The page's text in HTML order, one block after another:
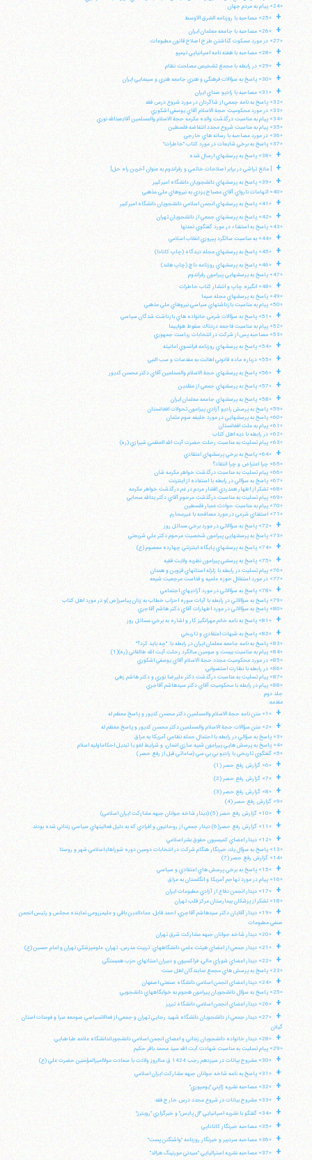
«24» پيام به مردم جهان
+ «25» مصاحبه با روزنامه الشرق الاوسط
+
«26» مصاحبه با جامعه معلمان ايران
«27» در مورد مسكوت گذاشتن طرح اصلاح قانون مطبوعات
+ «28» مصاحبه با هفته نامه اسپانيايي تيمپو
+ «29» در رابطه با مجمع تشخيص مصلحت نظام
+ «30» پاسخ به سؤالات فرهنگي و هنري جامعه هنري و سينمايي ايران
+
«31» مصاحبه با راديو صداي ايران
«32» پاسخ به نامه جمعي از شاگردان در مورد شروع درس فقه
«33» در مورد محكوميت حجة الاسلام آقاي يوسفي اشكوري
«34» پيام به مناسبت درگذشت والده مكرمه حجة الاسلام والمسلمين آقايعبدالله نوري
«35» پيام به مناسبت شروع مجدد انتفاضه فلسطين
«36» در مورد مصاحبه با رسانه هاي خارجي
«37» پاسخ به برخي شايعات در مورد كتاب "خاطرات"
+ «38» پاسخ به پرسشهاي ارسال شده
+ [ مانع تراشي در برابر اصلاحات خاتمي و رفراندوم به عنوان آخرين راه حل]
+
«39» پاسخ به پرسشهاي دانشجويان دانشگاه اميركبير
«40» اتهامات نارواي آقاي مصباح يزدي به نيروهاي ملي مذهبي
+ «41» پاسخ به پرسشهاي انجمن اسلامي دانشجويان دانشگاه اميركبير
+
«42» پاسخ به پرسشهاي جمعي از دانشجويان تهران
«43» پاسخ به استفتاء در مورد گفتگوي تمدنها
+ «44» به مناسبت سالگرد پيروزي انقلاب اسلامي
+ «45» پاسخ به پرسشهاي مجله ديدگاه (چاپ كانادا)
+
«46» پاسخ به پرسشهاي روزنامه داچ (چاپ هلند)
«47» پاسخ به پرسشهايي پيرامون رفراندوم
+
«48» انگيزه چاپ و انتشار كتاب خاطرات
«49» پاسخ به پرسشهاي مجله سيما
«50» پيام به مناسبت بازداشتهاي سياسي نيروهاي ملي مذهبي
+
«51» پاسخ به سؤالات شرعي خانواده هاي بازداشت شدگان سياسي
«52» پپام به مناسبت فاجعه دردناك سقوط هواپيما
«53» مصاحبه پس از شركت در انتخابات رياست جمهوري
+ «54» پاسخ به پرسشهاي روزنامه فرانسوي امانيته
+ «55» درباره ماده قانوني اهانت به مقدسات و سب النبي
+ «56» پاسخ به پرسشهاي حجة الاسلام والمسلمين آقاي دكتر محسن كديور
+ «57» پاسخ به پرسشهاي جمعي از مقلدين
+
«58» پاسخ به پرسشهاي جامعه معلمان ايران
«59» پاسخ به پرسش راديو آزادي پيرامون تحولات افغانستان
«60» پاسخ به پرسشهايي در مورد خليفه سوم عثمان
«61» پيام به ملت افغانستان
«62» در رابطه با ديه اهل كتاب
«63» پيام تسليت به مناسبت رحلت حضرت آيت الله العظمي شيرازي (ره)
+
«64» پاسخ به برخي پرسشهاي اعتقادي
«65» چرا اعتراض و چرا انتقاد؟
«66» پيام تسليت به مناسبت درگذشت خواهر مكرمه شان
«67» پاسخ به سؤالي در رابطه با استفاده از اينترنت
«68» تشكر از اظهار همدردي اقشار مردم در غم درگذشت خواهر مكرمه
«69» پيام تسليت به مناسبت درگذشت مرحوم آقاي دكتر يدالله سحابي
«70» پيام به مناسبت حوادث غمبار فلسطين
«71» استفتاي شرعي در مورد مصافحه با غيرمحارم
+
«72» پاسخ به سؤالاتي در مورد برخي مسائل روز
«73» پاسخ به پرسشهايي پيرامون شخصيت مرحوم دكتر علي شريعتي
+ «74» پاسخ به پرسشهاي پايگاه اينترنتي چهارده معصوم (ع)
+
«75» پاسخ به پرسشي پيرامون نظريه ولايت فقيه
«76» پيام تسليت در رابطه با زلزله استانهاي قزوين و همدان
«77» در مورد استقلال حوزه علميه و قداست مرجعيت شيعه
+
«78» پاسخ به سؤالاتي در مورد آزاديهاي اجتماعي
«79» پاسخ به سؤالاتي در رابطه با آيات سوره احزاب خطاب به زنان پيامبر(ص)و در مورد اهل كتاب
«80» پاسخ به سؤالاتي در مورد اظهارات آقاي دكتر هاشم آقاجري
+ «81» پاسخ به نامه خانم مهرانگيز كار و اشاره به برخي مسائل روز
+
«82» پاسخ به شبهات اعتقادي و تاريخي
«83» پاسخ به نامه جامعه معلمان ايران در رابطه با: "چه بايد كرد؟"
«84» پيام به مناسبت بيست و سومين سالگرد رحلت آيت الله طالقاني (ره)(1)
«85» در مورد محكوميت مجدد حجة الاسلام آقاي يوسفي اشكوري
«86» در رابطه با نظارت استصوابي
«87» پيام تسليت به مناسبت درگذشت دكتر عليرضا نوري و دكتر هاشم زهي
«88» پيام در رابطه با محكوميت آقاي دكتر سيدهاشم آقاجري
جلد دوم
مقدمه:
+ «1» متن نامه حجة الاسلام والمسلمين دكتر محسن كديور و پاسخ معظم له
+
«2» متن سؤالات حجة الاسلام والمسلمين دكتر محسن كديور و پاسخ معظم له
«3» پاسخ به سؤالي در رابطه با احتمال حمله نظامي آمريكا به عراق
«4» پاسخ به پرسش هايي پيرامون شبيه سازي انسان، و شرايط لغو يا تبديل احكاماوليه اسلام
«5» گفتگوي تاريخي با راديو بي بي سي (ساعاتي قبل از رفع حصر)
+ «6» گزارش رفع حصر (1)
+ «7» گزارش رفع حصر (2)
+
«8» گزارش رفع حصر (3)
«9» گزارش رفع حصر (4)
+ «10» گزارش رفع حصر (5) (ديدار شاخه جوانان جبهه مشاركت ايران اسلامي)
+ «11» گزارش رفع حصر(6) ديدار جمعي از روحانيون و افرادي كه به دليل فعاليتهاي سياسي زنداني شده بودند.
+
«12» ديدار اعضاي كميسيون حقوق بشر اسلامي
«13» پاسخ به سؤال يك خبرنگار هنگام شركت در انتخابات دومين دوره شوراهاياسلامي شهر و روستا
«14» گزارش رفع حصر (7)
+
«15» پاسخ به برخي پرسش هاي اعتقادي و سياسي
«16» پيام در مورد تهاجم آمريكا و انگلستان به عراق
+
«17» ديدار انجمن دفاع از آزادي مطبوعات ايران
«18» تشكر از پزشكان بيمارستان مركز قلب تهران
+
«19» ديدار آقايان دكتر سيدهاشم آقاجري، احمد قابل، عمادالدين باقي و عليمزروعي نماينده مجلس و رئيس انجمن
صنفي مطبوعات
+ «20» ديدار شاخه جوانان جبهه مشاركت شرق تهران
+ «21» ديدار جمعي از اعضاي هيئت علمي دانشگاههاي: تربيت مدرس، تهران، علومپزشكي تهران و امام حسين (ع)
+
«22» ديدار اعضاي شوراي عالي، فراكسيون و دبيران استانهاي حزب همبستگي
«23» پاسخ به پرسش هاي مجمع نمايندگان اهل سنت
+
«24» ديدار اعضاي انجمن اسلامي دانشگاه صنعتي اصفهان
«25» پاسخ به سؤال دانشجويان پيرامون هجوم به خوابگاههاي دانشجويي
+ «26» ديدار اعضاي انجمن اسلامي دانشگاه تبريز
+
«27» ديدار جمعي از دانشجويان دانشگاه شهيد رجايي تهران و جمعي از فعالانسياسي صومعه سرا و فومنات استان
گيلان
+
«28» ديدار خانواده دانشجويان زنداني و اعضاي انجمن اسلامي دانشجوياندانشگاه علامه طباطبايي
«29» پيام تسليت به مناسبت شهادت آيت الله سيد محمد باقر حكيم
+ «30» مشروح بيانات در سيزدهم رجب 1424 ق سالروز ولادت با سعادت مولااميرالمؤمنين حضرت علي (ع)
+ «31» پاسخ به نامه شاخه جوانان جبهه مشاركت ايران اسلامي
+ «32» مصاحبه نشريه ژاپني "يوميوري"
+ «33» مشروح بيانات در شروع مجدد درس خارج فقه
+ «34» گفتگو با نشريه اسپانيايي "ال پايس" و خبرگزاري "رويترز"
+ «35» مصاحبه خبرنگار كانادايي
+ «36» مصاحبه سردبير و خبرنگار روزنامه "واشنگتن پست"
+ «37» مصاحبه نشريه استراليايي "سيدني مورنينگ هرالد"